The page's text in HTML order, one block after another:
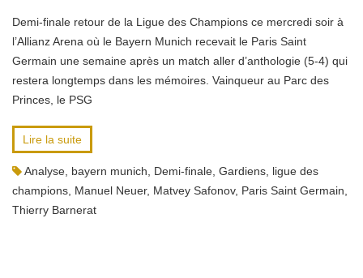
Demi-finale retour de la Ligue des Champions ce mercredi soir à
l’Allianz Arena où le Bayern Munich recevait le Paris Saint
Germain une semaine après un match aller d’anthologie (5-4) qui
restera longtemps dans les mémoires. Vainqueur au Parc des
Princes, le PSG
Lire la suite
Analyse bayern munich Demi-finale Gardiens ligue des
champions Manuel Neuer, Matvey Safonov, Paris Saint Germain
Thierry Barnerat